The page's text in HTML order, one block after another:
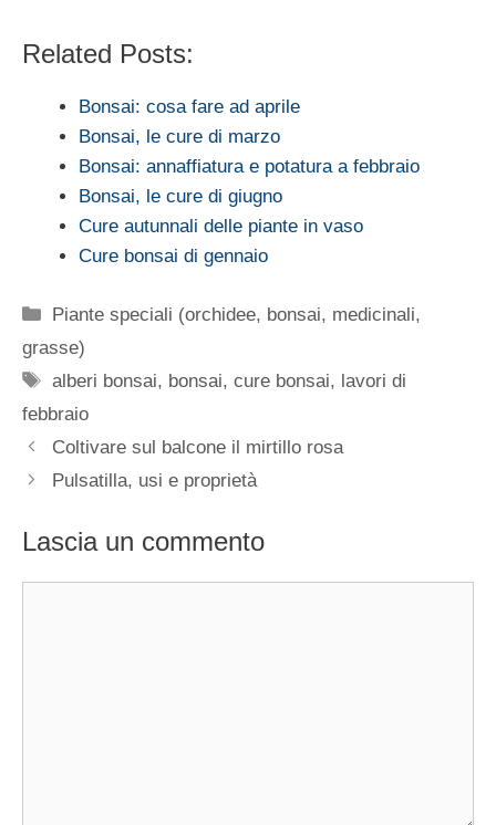
Related Posts:
Bonsai: cosa fare ad aprile
Bonsai, le cure di marzo
Bonsai: annaffiatura e potatura a febbraio
Bonsai, le cure di giugno
Cure autunnali delle piante in vaso
Cure bonsai di gennaio
Categorie
Piante speciali (orchidee, bonsai, medicinali,
grasse)
Tag
alberi bonsai, bonsai,cure bonsai, lavori di
febbraio
Coltivare sul balcone il mirtillo rosa
Pulsatilla, usi e proprietà
Lascia un commento